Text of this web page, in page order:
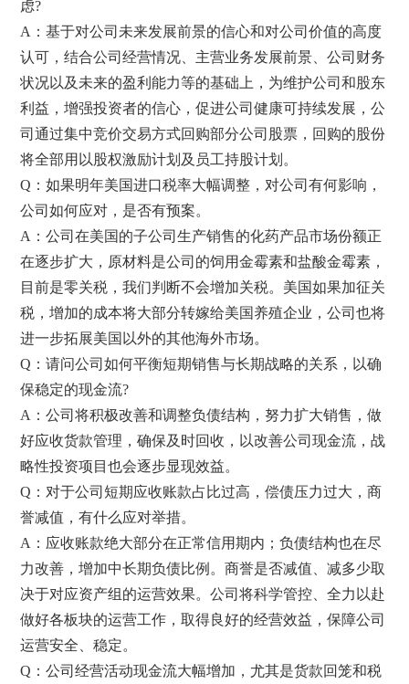
虑?
A：基于对公司未来发展前景的信心和对公司价值的高度
认可，结合公司经营情况、主营业务发展前景、公司财务
状况以及未来的盈利能力等的基础上，为维护公司和股东
利益，增强投资者的信心，促进公司健康可持续发展，公
司通过集中竞价交易方式回购部分公司股票，回购的股份
将全部用以股权激励计划及员工持股计划。
Q：如果明年美国进口税率大幅调整，对公司有何影响，
公司如何应对，是否有预案。
A：公司在美国的子公司生产销售的化药产品市场份额正
在逐步扩大，原材料是公司的饲用金霉素和盐酸金霉素，
目前是零关税，我们判断不会增加关税。美国如果加征关
税，增加的成本将大部分转嫁给美国养殖企业，公司也将
进一步拓展美国以外的其他海外市场。
Q：请问公司如何平衡短期销售与长期战略的关系，以确
保稳定的现金流?
A：公司将积极改善和调整负债结构，努力扩大销售，做
好应收货款管理，确保及时回收，以改善公司现金流，战
略性投资项目也会逐步显现效益。
Q：对于公司短期应收账款占比过高，偿债压力过大，商
誉减值，有什么应对举措。
A：应收账款绝大部分在正常信用期内；负债结构也在尽
力改善，增加中长期负债比例。商誉是否减值、减多少取
决于对应资产组的运营效果。公司将科学管控、全力以赴
做好各板块的运营工作，取得良好的经营效益，保障公司
运营安全、稳定。
Q：公司经营活动现金流大幅增加，尤其是货款回笼和税